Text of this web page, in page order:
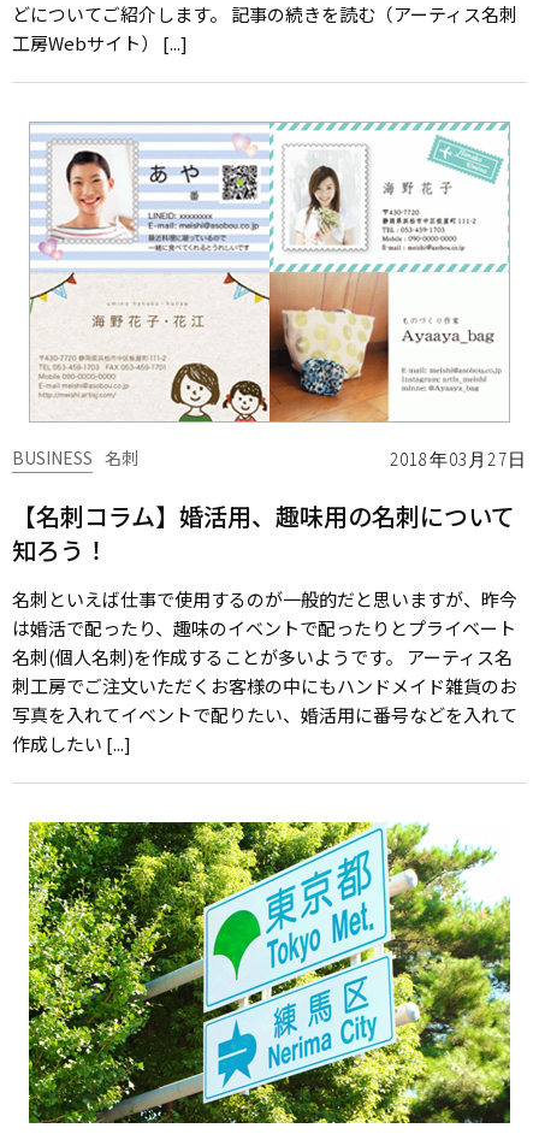
どについてご紹介します。 記事の続きを読む（アーティス名刺
工房Webサイト） [...]
2018年03月27日
BUSINESS 名刺
【名刺コラム】婚活用、趣味用の名刺について
知ろう！
名刺といえば仕事で使用するのが一般的だと思いますが、昨今
は婚活で配ったり、趣味のイベントで配ったりとプライベート
名刺(個人名刺)を作成することが多いようです。 アーティス名
刺工房でご注文いただくお客様の中にもハンドメイド雑貨のお
写真を入れてイベントで配りたい、婚活用に番号などを入れて
作成したい [...]